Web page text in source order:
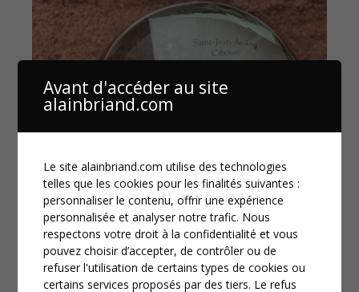
Avant d'accéder au site
alainbriand.com
Le site alainbriand.com utilise des technologies
telles que les cookies pour les finalités suivantes :
personnaliser le contenu, offrir une expérience
personnalisée et analyser notre trafic. Nous
respectons votre droit à la confidentialité et vous
pouvez choisir d’accepter, de contrôler ou de
refuser l'utilisation de certains types de cookies ou
certains services proposés par des tiers. Le refus